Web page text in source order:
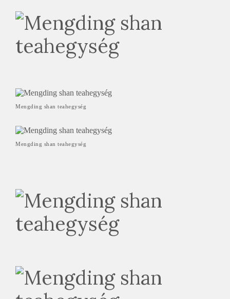
Mengding shan teahegység
Mengding shan teahegység